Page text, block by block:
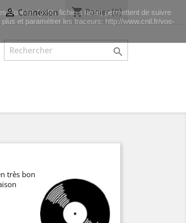
Cookies (petits fichiers texte) permettent de suivre
et paramétrer les traceurs: http://www.cnil.fr/vos-
Connexion shopping_cart Panier(0)

très bon